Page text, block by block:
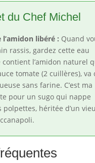
du Chef Michel
libéré : Quand
rassis, gardez cette eau
l’amidon naturel
tomate (2 cuillères), va
sans farine. C’est ma
pour un sugo qui nappe
héritée d’un